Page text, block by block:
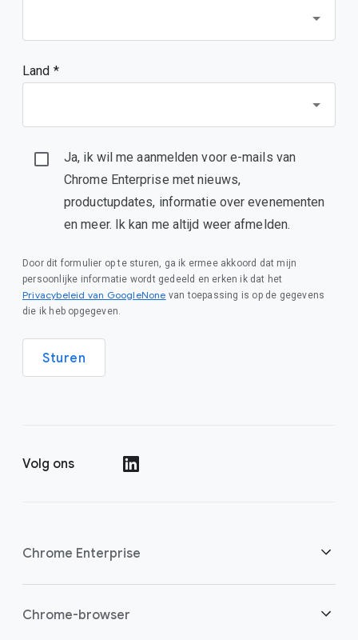
Land *
Ja, ik wil me aanmelden voor e-mails van
Chrome Enterprise met nieuws,
productupdates, informatie over evenementen
en meer. Ik kan me altijd weer afmelden.
Door dit formulier op te sturen, ga ik ermee akkoord dat mijn
persoonlijke informatie wordt gedeeld en erken ik dat het
Privacybeleid van GoogleNone van toepassing is op de gegevens
die ik heb opgegeven.
Sturen
Volg ons
Chrome Enterprise
Beveiliging
Chrome-browser